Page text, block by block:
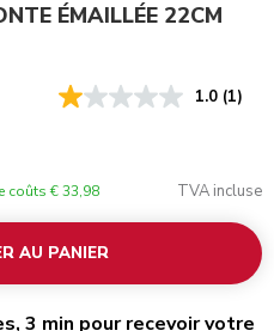
ÉMAILLÉE 22CM
1.0 (1)
coûts € 33,98 TVA incluse
AU PANIER
3 min pour recevoir votre